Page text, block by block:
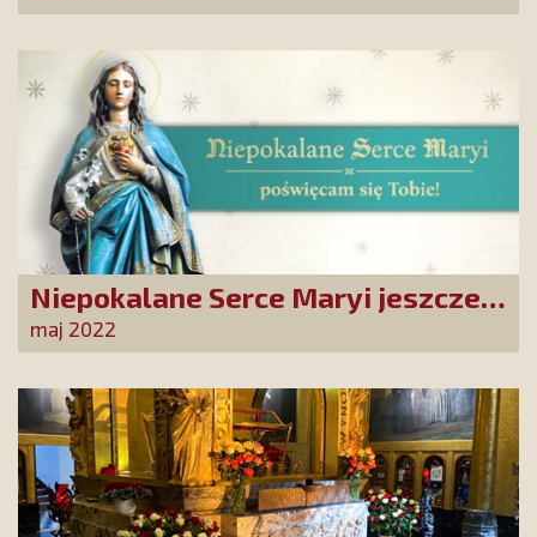
Niepokalane Serce Maryi jeszcze
bardziej obecne w polskich,
katolickich domach
maj 2022